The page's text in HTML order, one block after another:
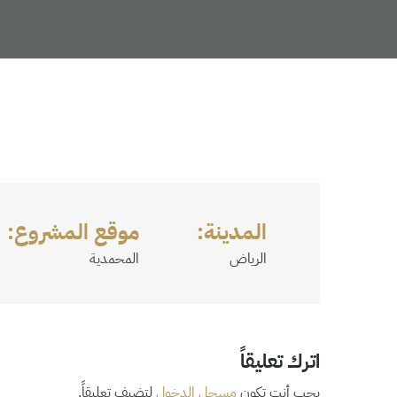
المدينة:
الرياض
موقع المشروع:
المحمدية
اترك تعليقاً
يجب أنت تكون مسجل الدخول لتضيف تعليقاً.